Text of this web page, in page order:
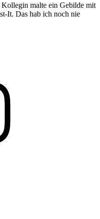
Kollegin malte ein Gebilde mit
It. Das hab ich noch nie